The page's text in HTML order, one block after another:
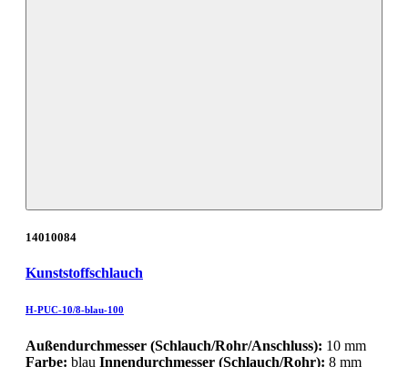
14010084
Kunststoffschlauch
H-PUC-10/8-blau-100
Außendurchmesser (Schlauch/Rohr/Anschluss): 10 mm
Farbe: blau Innendurchmesser (Schlauch/Rohr): 8 mm